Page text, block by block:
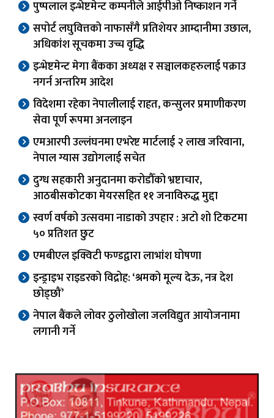
पुष्पलाल इन्भेष्टमेन्ट कम्पनीले आईपीओ निष्काशन गर्ने
सपोर्ट लघुवित्तको नाफासँगै प्रतिशेयर आम्दानीमा उछाल,
अधिकांश सूचकमा उच्च वृद्धि
इन्भेष्टमेन्ट मेगा बैंकका अध्यक्ष र सञ्चालकहरुलाई पक्राउ
नगर्न अन्तरिम आदेश
विदेशमा रहेका नेपालीलाई राहत, कन्सुलर प्रमाणीकरण
सेवा पूर्ण रूपमा अनलाइन
एमआरपी उल्लंघनमा एभरेष्ट मार्टलाई २ लाख जरिवाना,
नेपाल ग्यास उद्योगलाई सचेत
दुग्ध सहकारी अनुदानमा करोडौँको भ्रष्टाचार,
आठबीसकोटका मेयरसहित ११ जनाविरुद्ध मुद्दा
स्वर्ण वर्षको उत्सवमा नाडाको उपहार : अटो शो टिकटमा
५० प्रतिशत छुट
एमबीएल इक्विटी फण्डद्वारा लाभांश घोषणा
इन्ड्राइभ राइडरको विद्रोह: ‘श्रमको मूल्य देऊ, नत्र देश
छोड्छौं’
नेपाल बैंकले लोवर ठुलोखोला जलविद्युत आयोजनामा
लगानी गर्ने